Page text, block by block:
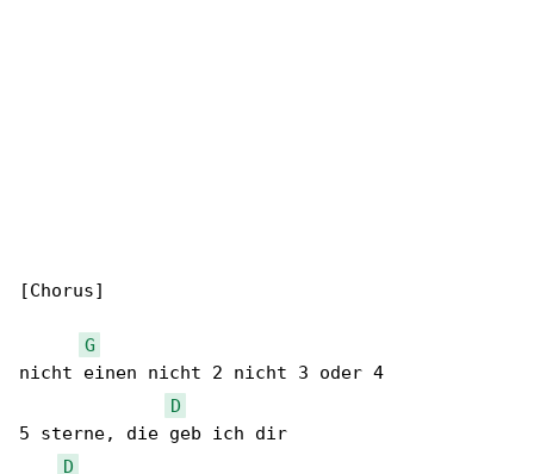
[Chorus]
G
nicht einen nicht 2 nicht 3 oder 4
D
5 sterne, die geb ich dir
D